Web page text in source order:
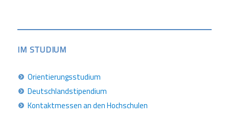
IM STUDIUM
Orientierungsstudium
Deutschlandstipendium
Kontaktmessen an den Hochschulen